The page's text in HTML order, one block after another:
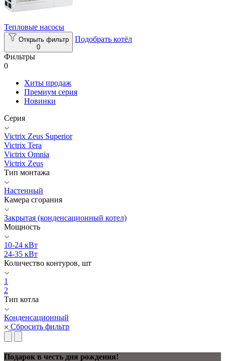
Тепловые насосы
Открыть фильтр
0
Подобрать котёл
Фильтры
0
Хиты продаж
Премиум серия
Новинки
Серия
Victrix Zeus Superior
Victrix Tera
Victrix Omnia
Victrix Zeus
Тип монтажа
Настенный
Камера сгорания
Закрытая (конденсационный котел)
Мощность
10-24 кВт
24-35 кВт
Количество контуров, шт
1
2
Тип котла
Конденсационный
Сбросить фильтр
Подарок в честь дня рождения!